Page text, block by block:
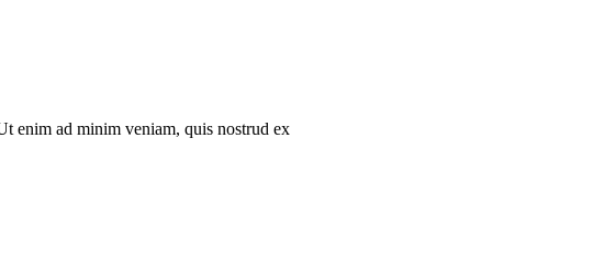
enim ad minim veniam, quis nostrud ex